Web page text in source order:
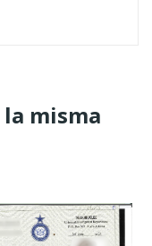
misma